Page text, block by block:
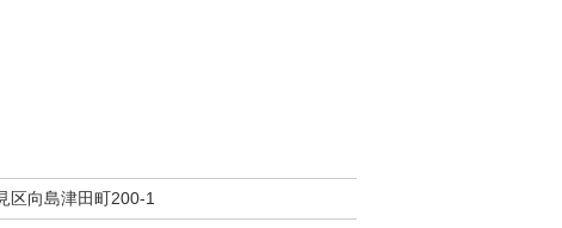
区向島津田町200-1